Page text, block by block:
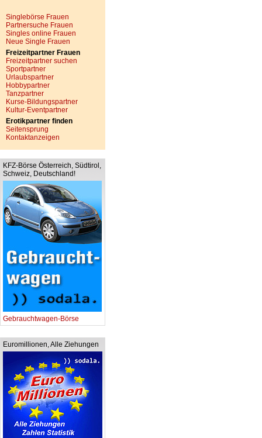
Singlebörse Frauen
Partnersuche Frauen
Singles online Frauen
Neue Single Frauen
Freizeitpartner Frauen
Freizeitpartner suchen
Sportpartner
Urlaubspartner
Hobbypartner
Tanzpartner
Kurse-Bildungspartner
Kultur-Eventpartner
Erotikpartner finden
Seitensprung
Kontaktanzeigen
KFZ-Börse Österreich, Südtirol,
Schweiz, Deutschland!
Gebrauchtwagen-Börse
Euromillionen, Alle Ziehungen